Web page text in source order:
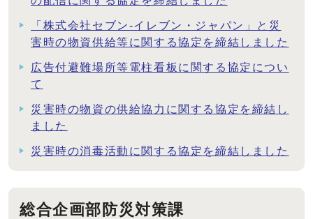
「株式会社セブン-イレブン・ジャパン」と災
害時の物資供給等に関する協定を締結しました
広告付避難場所等電柱看板に関する協定につい
て
災害時の物資の供給協力に関する協定を締結し
ました
災害時の消毒活動に関する協定を締結しました
総合企画部防災対策課